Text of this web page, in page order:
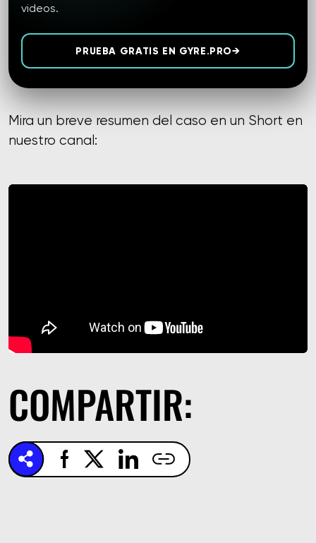
videos.
PRUEBA GRATIS EN GYRE.PRO→
Mira un breve resumen del caso en un Short en
nuestro canal:
COMPARTIR: